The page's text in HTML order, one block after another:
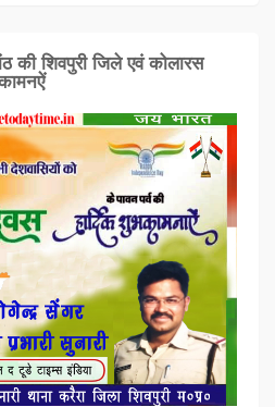
की शिवपुरी जिले एवं कोलारस